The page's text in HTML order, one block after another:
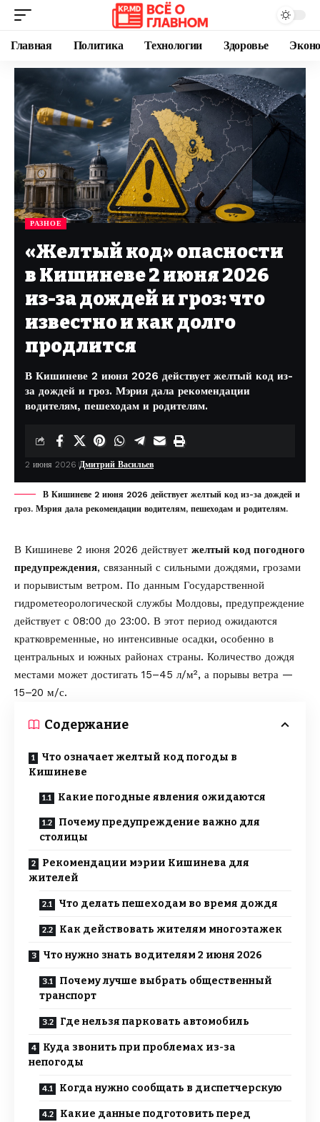
Главная Политика Технологии Здоровье
РАЗНОЕ
«Желтый код» опасности
в Кишиневе 2 июня 2026
из-за дождей и гроз: что
известно и как долго
продлится
В Кишиневе 2 июня 2026 действует желтый код из-
за дождей и гроз. Мэрия дала рекомендации
водителям, пешеходам и родителям.
2 июня 2026 Дмитрий Васильев
В Кишиневе 2 июня 2026 действует желтый код из-за дождей и
гроз. Мэрия дала рекомендации водителям, пешеходам и родителям.
В Кишиневе 2 июня 2026 действует желтый код погодного
предупреждения, связанный с сильными дождями, грозами
и порывистым ветром. По данным Государственной
гидрометеорологической службы Молдовы, предупреждение
действует с 08:00 до 23:00. В этот период ожидаются
кратковременные, но интенсивные осадки, особенно в
центральных и южных районах страны. Количество дождя
местами может достигать 15–45 л/м², а порывы ветра —
15–20 м/с.
Содержание
Что означает желтый код погоды в
Кишиневе
Какие погодные явления ожидаются
Почему предупреждение важно для
столицы
Рекомендации мэрии Кишинева для
жителей
Что делать пешеходам во время дождя
Как действовать жителям многоэтажек
Что нужно знать водителям 2 июня 2026
Почему лучше выбрать общественный
транспорт
Где нельзя парковать автомобиль
Куда звонить при проблемах из-за
непогоды
Когда нужно сообщать в диспетчерскую
Какие данные подготовить перед